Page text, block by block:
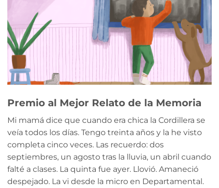
Premio al Mejor Relato de la Memoria
Mi mamá dice que cuando era chica la Cordillera se
veía todos los días. Tengo treinta años y la he visto
completa cinco veces. Las recuerdo: dos
septiembres, un agosto tras la lluvia, un abril cuando
falté a clases. La quinta fue ayer. Llovió. Amaneció
despejado. La vi desde la micro en Departamental.